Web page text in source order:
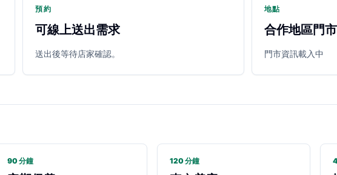
預約
可線上送出需求
送出後等待店家確認。
地點
合作地區門市
門市資訊載入中
90 分鐘 120 分鐘